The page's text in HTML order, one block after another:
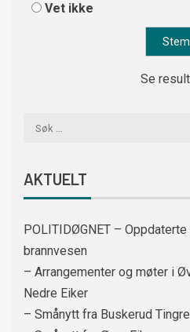
Vet ikke
Se
AKTUELT
POLITIDØGNET –
brannvesen
– Arrangementer og møter i
Nedre Eiker
– Smånytt fra Buskerud